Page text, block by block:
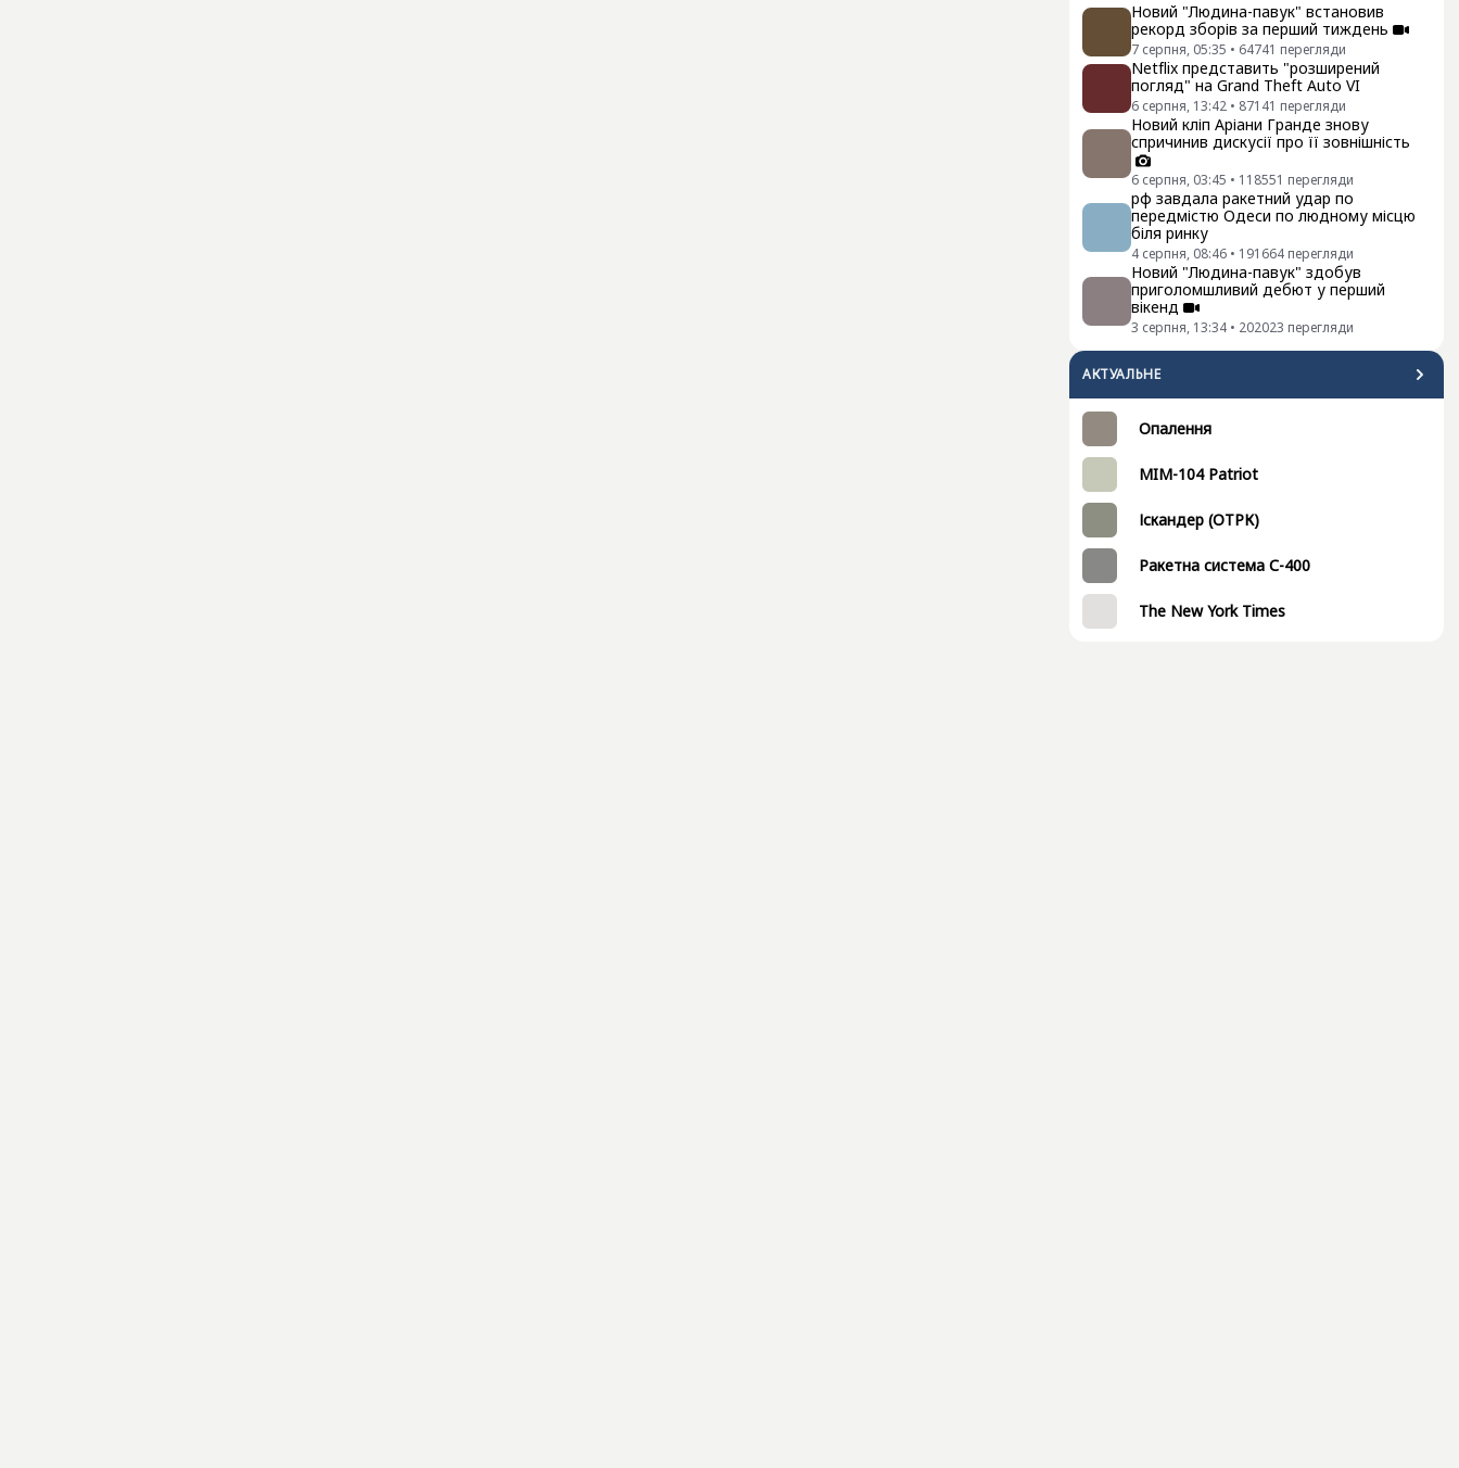
Новий "Людина-павук" встановив
рекорд зборів за перший тиждень
7 серпня, 05:35 • 64741 перегляди
Netflix представить "розширений
погляд" на Grand Theft Auto VI
6 серпня, 13:42 • 87141 перегляди
Новий кліп Аріани Гранде знову
спричинив дискусії про її зовнішність
6 серпня, 03:45 • 118551 перегляди
рф завдала ракетний удар по
передмістю Одеси по людному місцю
біля ринку
4 серпня, 08:46 • 191664 перегляди
Новий "Людина-павук" здобув
приголомшливий дебют у перший
вікенд
3 серпня, 13:34 • 202023 перегляди
АКТУАЛЬНЕ
Опалення
MIM-104 Patriot
Іскандер (ОТРК)
Ракетна система С-400
The New York Times